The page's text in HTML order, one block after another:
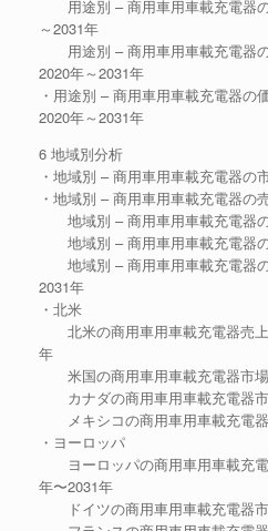
用途別 – 商用車用車載充電器
～2031年
用途別 – 商用車用車載充電器の
2020年～2031年
・用途別 – 商用車用車載充電器の
2020年～2031年
6 地域別分析
・地域別 – 商用車用車載充電器の
・地域別 – 商用車用車載充電器の
地域別 – 商用車用車載充電器
地域別 – 商用車用車載充電器
地域別 – 商用車用車載充電器の
2031年
・北米
北米の商用車用車載充電器売上
年
米国の商用車用車載充電器市場
カナダの商用車用車載充電器市
メキシコの商用車用車載充電器
・ヨーロッパ
ヨーロッパの商用車用車載充電
年〜2031年
ドイツの商用車用車載充電器市